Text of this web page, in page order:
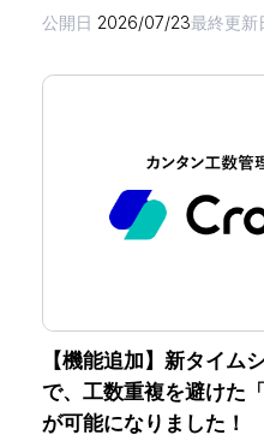
公開日 2026/07/23最終更新
【機能追加】新タイム
で、工数重複を避けた
が可能になりました！